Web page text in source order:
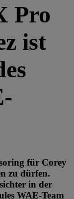
Pro
ist
für Corey
zu dürfen.
in der
WAE-Team